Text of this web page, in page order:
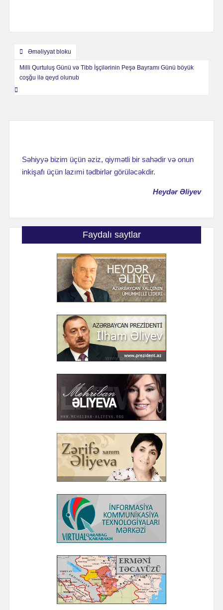
Навигация
по
записям
Əməliyyat bloku
Milli Qurtuluş Günü və Tibb İşçilərinin Peşə Bayramı Günü böyük
coşğu ilə qeyd olunub
Səhiyyə bizim üçün əziz, qiymətli bir sahədir və onun
inkişafı üçün lazımi tədbirlər görüləcəkdir.
Heydər Əliyev
Faydalı saytlar